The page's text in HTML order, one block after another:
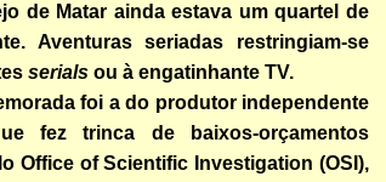
de Matar ainda estava um quartel de
Aventuras seriadas restringiam-se
serials ou à engatinhante TV.
foi a do produtor independente
fez trinca de baixos-orçamentos
Office of Scientific Investigation (OSI),